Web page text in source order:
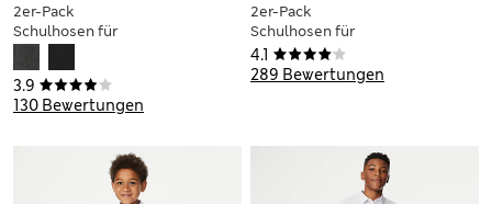
3.9
130 Bewertungen
2er-Pack
Schulhosen für
Übergröße mit
normalem Bein und
weiter Taille (2–18 J.)
4.1
289 Bewertungen
2er-Pack
Schulhosen für
Jungen mit
schmalem Bein und